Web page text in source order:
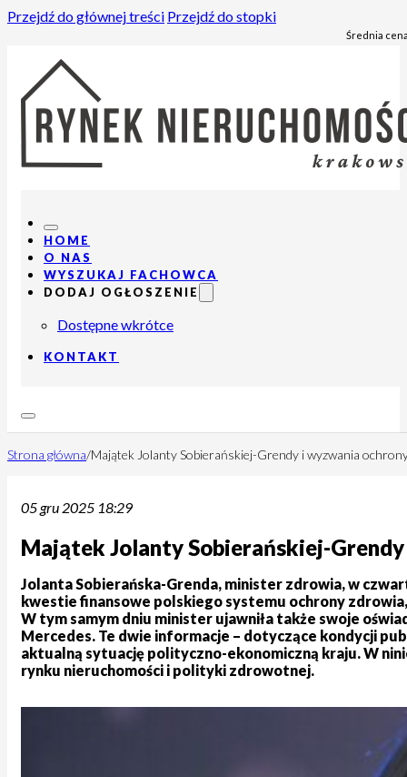
Przejdź do głównej treści Przejdź do stopki
Średnia
HOME
O NAS
WYSZUKAJ FACHOWCA
DODAJ OGŁOSZENIE
Dostępne wkrótce
KONTAKT
Strona główna/Majątek Jolanty Sobierańskiej-Grendy i wyzwania
05 gru 2025 18:29
Majątek Jolanty Sobierańskiej-
Jolanta Sobierańska-Grenda, minister zdrowia, w
kwestie finansowe polskiego systemu ochrony
W tym samym dniu minister ujawniła także swoje
Mercedes. Te dwie informacje – dotyczące kondycji
aktualną sytuację polityczno-ekonomiczną kraju. W
rynku nieruchomości i polityki zdrowotnej.